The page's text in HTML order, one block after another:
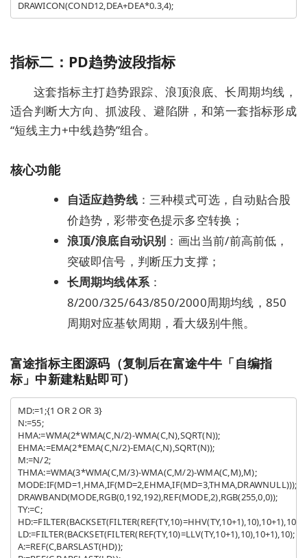
指标二：PD趋势波段指标
这套指标主打趋势跟踪、浪顶浪底、长周期均线 ，
适合判断大方向、抓波段、避陷阱，和第一套指标形成
“短线主力+中线趋势”组合。
核心功能
自适应趋势线：三种模式可选，自动贴合股
价趋势，彩带变色提示多空转换；
浪顶/浪底自动识别 ：画出当前/前高前低，
突破即信号，判断压力支撑；
长周期均线体系：
8/200/325/643/850/2000周期均线，850
周期对应基钦周期，看大级别牛熊。
富途指标主图源码（复制后在富途牛牛「自编指
标」中新建粘贴即可）
MD:=1;{1 OR 2 OR 3}
N:=55;
HMA:=WMA(2*WMA(C,N/2)-WMA(C,N),SQRT(N));
EHMA:=EMA(2*EMA(C,N/2)-EMA(C,N),SQRT(N));
M:=N/2;
THMA:=WMA(3*WMA(C,M/3)-WMA(C,M/2)-WMA(C,M),M);
MODE:IF(MD=1,HMA,IF(MD=2,EHMA,IF(MD=3,THMA,DRAWNULL)));
DRAWBAND(MODE,RGB(0,192,192),REF(MODE,2),RGB(255,0,0));
TY:=C;
HD:=FILTER(BACKSET(FILTER(REF(TY,10)=HHV(TY,10+1),10),10+1),10);
LD:=FILTER(BACKSET(FILTER(REF(TY,10)=LLV(TY,10+1),10),10+1),10);
A:=REF(C,BARSLAST(HD));